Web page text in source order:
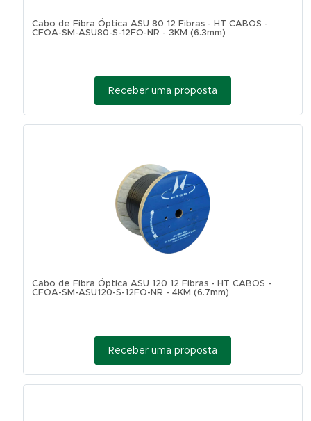
Cabo de Fibra Óptica ASU 80 12 Fibras - HT CABOS -
CFOA-SM-ASU80-S-12FO-NR - 3KM (6.3mm)
Receber uma proposta
Cabo de Fibra Óptica ASU 120 12 Fibras - HT CABOS -
CFOA-SM-ASU120-S-12FO-NR - 4KM (6.7mm)
Receber uma proposta